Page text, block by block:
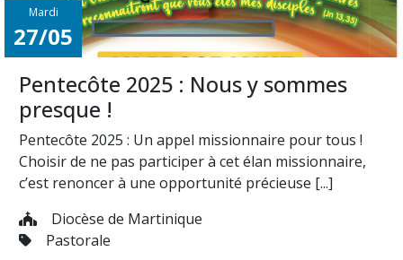
Mardi
27/05
Pentecôte 2025 : Nous y sommes
presque !
Pentecôte 2025 : Un appel missionnaire pour tous !
Choisir de ne pas participer à cet élan missionnaire,
c’est renoncer à une opportunité précieuse [...]
Diocèse de Martinique
Pastorale